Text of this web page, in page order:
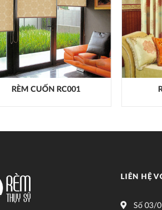
RÈM CUỐN RC001
LIÊN HỆ
Số 03/